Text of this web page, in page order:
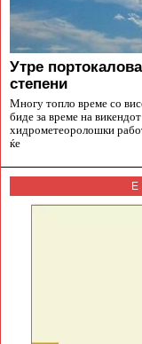
Утре
степени
Многу топло време со
биде за време на
хидрометеоролошки
ќе